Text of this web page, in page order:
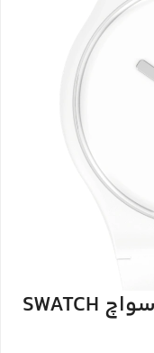
ساعت مچی مردانه و زنانه سواچ SWATCH